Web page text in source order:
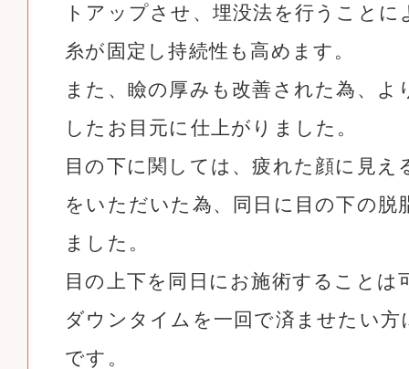
トアップさせ、埋没法を行うことに
糸が固定し持続性も高めます。
また、瞼の厚みも改善された為、よ
したお目元に仕上がりました。
目の下に関しては、疲れた顔に見え
をいただいた為、同日に目の下の脱
ました。
目の上下を同日にお施術することは
ダウンタイムを一回で済ませたい方
です。